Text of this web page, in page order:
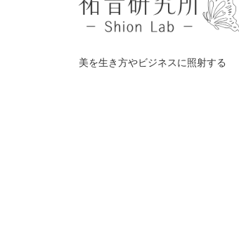
美を生き方やビジネスに照射する